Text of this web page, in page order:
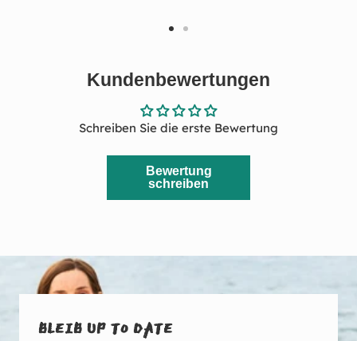
1 2
Kundenbewertungen
Schreiben Sie die erste Bewertung
Bewertung
schreiben
BLEIB UP TO DATE